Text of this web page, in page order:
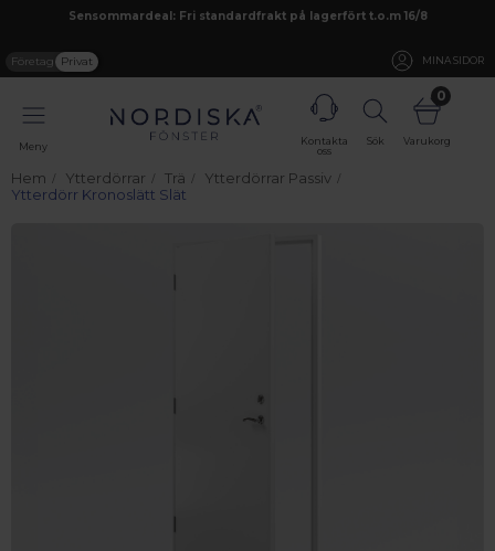
Sensommardeal: Fri standardfrakt på lagerfört t.o.m 16/8
Företag Privat MINA SIDOR
Meny
Kontakta
oss
Sök
0
Varukorg
Hem Ytterdörrar Trä
Ytterdörrar Passiv
Ytterdörr Kronoslätt Slät